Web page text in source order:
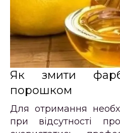
Як змити
порошком
Для отримання
при відсутності